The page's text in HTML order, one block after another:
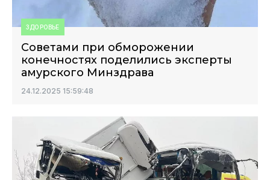
ЗДОРОВЬЕ
Советами при обморожении
конечностях поделились эксперты
амурского Минздрава
24.12.2025 15:59:48